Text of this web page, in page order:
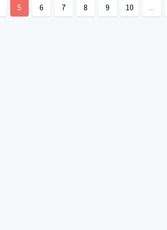
5 6 7 8 9 10 ...